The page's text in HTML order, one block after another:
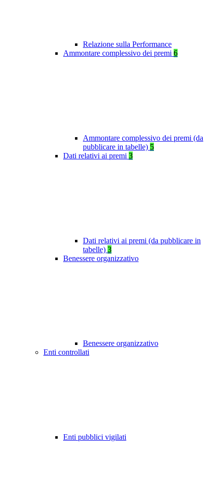
Relazione sulla Performance
Ammontare complessivo dei premi 6
Ammontare complessivo dei premi (da
pubblicare in tabelle) 5
Dati relativi ai premi 3
Dati relativi ai premi (da pubblicare in
tabelle) 3
Benessere organizzativo
Benessere organizzativo
Enti controllati
Enti pubblici vigilati